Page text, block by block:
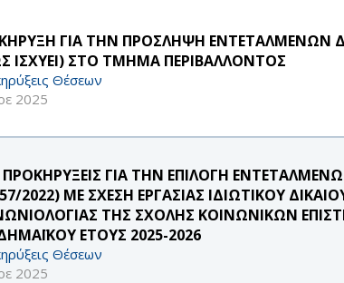
ΓΙΑ ΤΗΝ ΠΡΟΣΛΗΨΗ ΕΝΤΕΤΑΛΜΕΝΩΝ
ΙΣΧΥΕΙ) ΣΤΟ ΤΜΗΜΑ ΠΕΡΙΒΑΛΛΟΝΤΟΣ
Θέσεων
2025
ΓΙΑ ΤΗΝ ΕΠΙΛΟΓΗ
2022) ΜΕ ΣΧΕΣΗ ΕΡΓΑΣΙΑΣ ΙΔΙΩΤΙΚΟΥ
ΤΗΣ ΣΧΟΛΗΣ ΚΟΙΝΩΝΙΚΩΝ
ΕΤΟΥΣ 2025-2026
Θέσεων
2025